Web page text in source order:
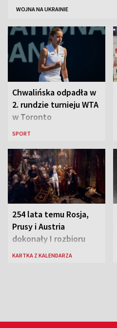
WOJNA NA UKRAINIE
Chwalińska odpadła w
2. rundzie turnieju WTA
w Toronto
SPORT
254 lata temu Rosja,
Prusy i Austria
dokonały I rozbioru
Polski
KARTKA Z KALENDARZA